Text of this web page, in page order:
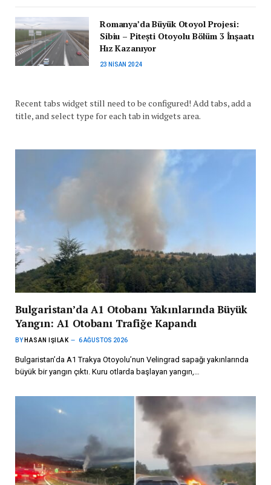
Romanya’da Büyük Otoyol Projesi:
Sibiu – Pitești Otoyolu Bölüm 3 İnşaatı
Hız Kazanıyor
23 NISAN 2024
Recent tabs widget still need to be configured! Add tabs, add a
title, and select type for each tab in widgets area.
Bulgaristan’da A1 Otobanı Yakınlarında Büyük
Yangın: A1 Otobanı Trafiğe Kapandı
BY HASAN IŞILAK 6 AĞUSTOS 2026
Bulgaristan’da A1 Trakya Otoyolu’nun Velingrad sapağı yakınlarında
büyük bir yangın çıktı. Kuru otlarda başlayan yangın,…